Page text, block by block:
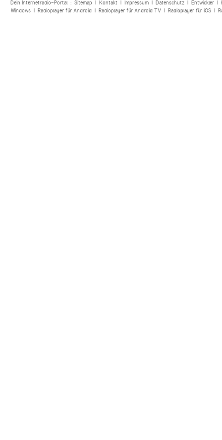
Dein Internetradio-Portal : Sitemap| Kontakt| Impressum| Datenschutz| Entwickler|
Windows| Radioplayer für Android| Radioplayer für Android TV| Radioplayer für iOS|